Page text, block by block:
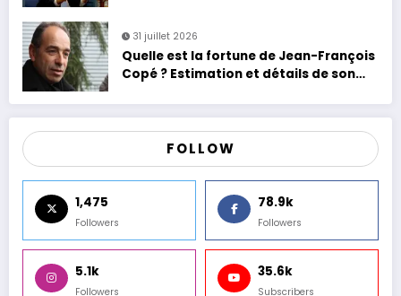
31 juillet 2026
Quelle est la fortune de Jean-François
Copé ? Estimation et détails de son
FOLLOW
1,475
Followers
78.9k
Followers
5.1k
Followers
35.6k
Subscribers